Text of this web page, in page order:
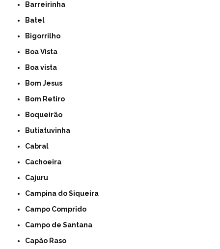
Barreirinha
Batel
Bigorrilho
Boa Vista
Boa vista
Bom Jesus
Bom Retiro
Boqueirão
Butiatuvinha
Cabral
Cachoeira
Cajuru
Campina do Siqueira
Campo Comprido
Campo de Santana
Capão Raso